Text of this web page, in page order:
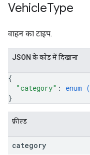
VehicleType
वाहन का टाइप.
JSON के काेड में दिखाना
{
"category" : enum (
}
फ़ील्ड
category